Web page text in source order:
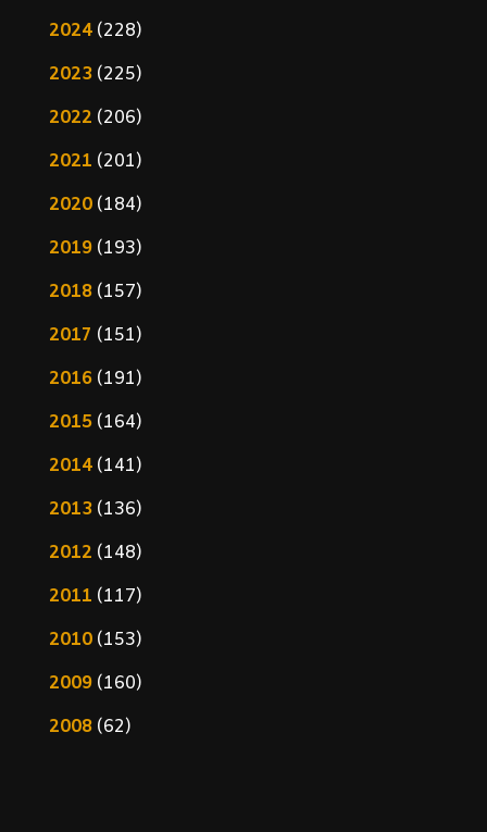
2024(228)
2023(225)
2022 (206)
2021 (201)
2020(184)
2019(193)
2018(157)
2017 (151)
2016(191)
2015(164)
2014(141)
2013(136)
2012 (148)
2011 (117)
2010(153)
2009(160)
2008(62)